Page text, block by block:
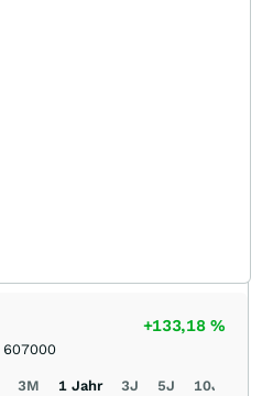
+133,18%
607000
3M 1 Jahr 3J 5J 10J